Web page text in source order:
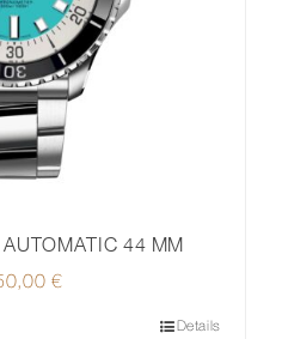
44 MM
€
Details